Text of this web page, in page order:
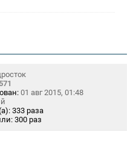
571
01 авг 2015, 01:48
333 раза
300 раз